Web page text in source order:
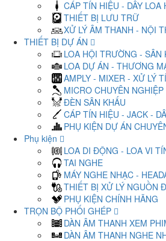
CÁP TÍN HIỆU - DÂY LOA
THIẾT BỊ LƯU TRỮ
XỬ LÝ ÂM THANH - NỘI
THIẾT BỊ DỰ ÁN
LOA HỘI TRƯỜNG - SÂN
LOA DỰ ÁN - THƯƠNG
AMPLY - MIXER - XỬ LÝ
MICRO CHUYÊN NGHIỆP
ĐÈN SÂN KHẤU
CÁP TÍN HIỆU - JACK -
PHỤ KIỆN DỰ ÁN
Phụ kiện
LOA DI ĐỘNG - LOA VI
TAI NGHE
MÁY NGHE NHẠC -
THIẾT BỊ XỬ LÝ NGUỒN
PHỤ KIỆN CHÍNH HÃNG
TRỌN BỘ PHỐI GHÉP
DÀN ÂM THANH XEM
DÀN ÂM THANH NGHE